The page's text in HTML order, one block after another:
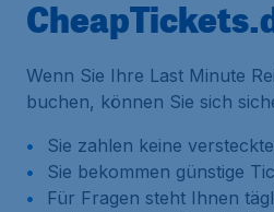
Wenn Sie Ihre Last Minute
buchen, können Sie sich
Sie zahlen keine
Sie bekommen günstige
Für Fragen steht Ihnen